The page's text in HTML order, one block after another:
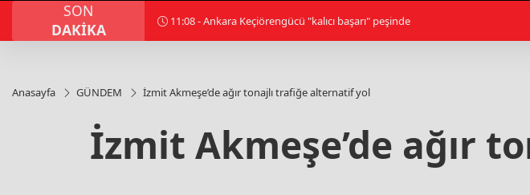
SON
DAKİKA
13:23 - İsrailli Bakan Ben-Gvir'den, Filistinli esirlerin kıyafetlerine ve
Anasayfa GÜNDEM İzmit Akmeşe’de ağır tonajlı trafiğe alternatif yol
İzmit Akmeşe’de ağır